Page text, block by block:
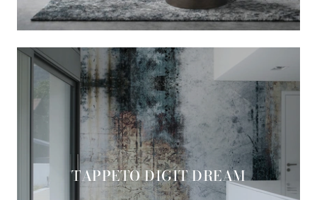
TAPPETO DIGIT DREAM